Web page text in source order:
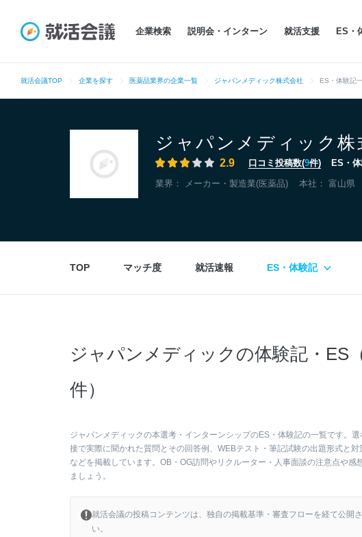
企業検索 説明会・インターン 就活支援 ES・
就活会議TOP 企業を探す 医薬品業界の企業一覧 ジャパンメディック株式会社 ES・体験記
ジャパンメディック株
2.9 口コミ投稿数(9件) ES・
業界： メーカー・製造業(医薬品) 本社： 富山県
TOP マッチ度 就活速報 ES・体験記
ジャパンメディックの体験記・ES
件）
ジャパンメディックの本選考・インターンシップのES・体験記の一覧です。
接で実際に聞かれた質問とその回答例、WEBテスト・筆記試験の出題形式と
などを掲載しています。OB・OG訪問やリクルーター・人事面談の注意点や
ましょう。
就活会議の投稿コンテンツは、独自の掲載基準・審査フローを経て公開
い。